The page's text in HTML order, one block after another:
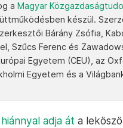
a Magyar
készül.
Bárány Zsófia,
Szűcs Ferenc és
Egyetem (CEU), az
Egyetem és a
hiánnyal adja át a